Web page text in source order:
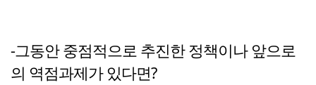
-그동안 중점적으로 추진한 정책이나 앞으로
의 역점과제가 있다면?